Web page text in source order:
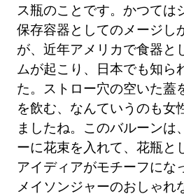
ス瓶のことです。かつては
保存容器としてのメージし
が、近年アメリカで食器と
ムが起こり、日本でも知ら
た。ストロー穴の空いた蓋
を飲む、なんていうのも女
ましたね。このバルーンは
ーに花束を入れて、花瓶と
アイディアがモチーフにな
メイソンジャーのおしゃれ